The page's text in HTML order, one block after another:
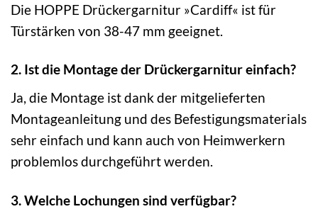
Die HOPPE Drückergarnitur »Cardiff« ist für
Türstärken von 38-47 mm geeignet.
2. Ist die Montage der Drückergarnitur einfach?
Ja, die Montage ist dank der mitgelieferten
Montageanleitung und des Befestigungsmaterials
sehr einfach und kann auch von Heimwerkern
problemlos durchgeführt werden.
3. Welche Lochungen sind verfügbar?